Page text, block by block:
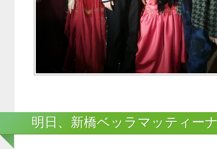
明日、新橋ベッラマッティー